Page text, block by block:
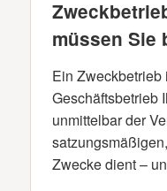
müssen Sie
Ein
Geschäftsbetrieb
unmittelbar der
Zwecke dient –